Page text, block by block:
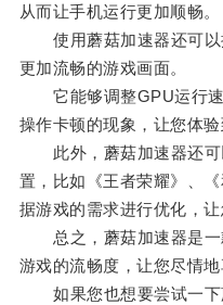
从而让手机运行更加顺畅。
使用蘑菇加速器还可以
更加流畅的游戏画面。
它能够调整GPU运行速
操作卡顿的现象，让您体
此外，蘑菇加速器还可
置，比如《王者荣耀》、
据游戏的需求进行优化，
总之，蘑菇加速器是一
游戏的流畅度，让您尽情地
如果您也想要尝试一下